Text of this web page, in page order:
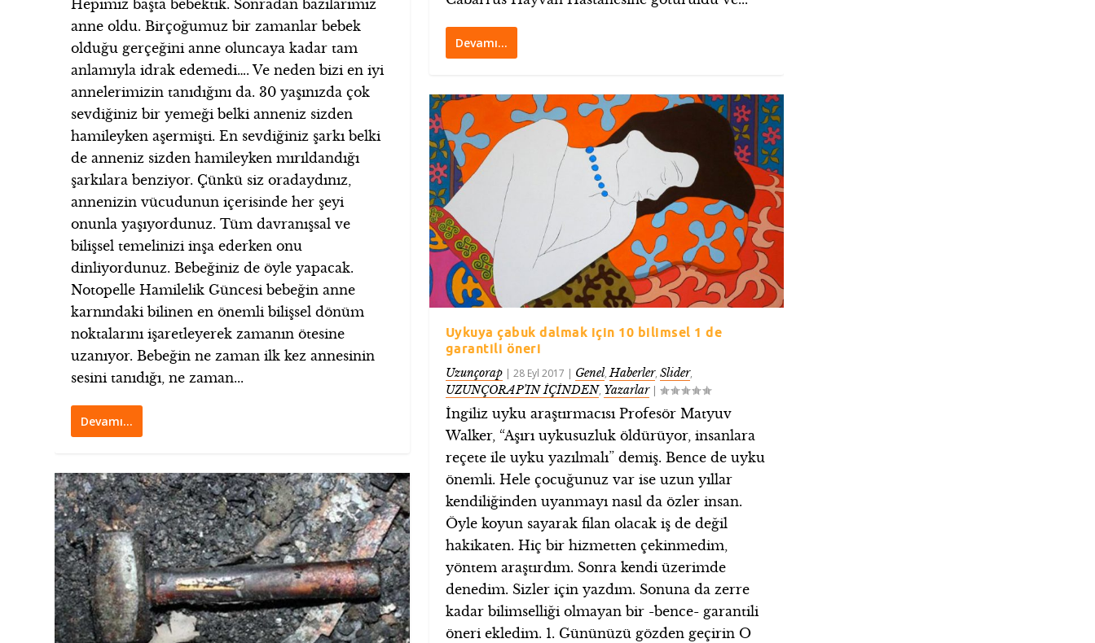
Hepimiz başta bebektik. Sonradan bazılarımız
anne oldu. Birçoğumuz bir zamanlar bebek
olduğu gerçeğini anne oluncaya kadar tam
anlamıyla idrak edemedi…. Ve neden bizi en iyi
annelerimizin tanıdığını da. 30 yaşınızda çok
sevdiğiniz bir yemeği belki anneniz sizden
hamileyken aşermişti. En sevdiğiniz şarkı belki
de anneniz sizden hamileyken mırıldandığı
şarkılara benziyor. Çünkü siz oradaydınız,
annenizin vücudunun içerisinde her şeyi
onunla yaşıyordunuz. Tüm davranışsal ve
bilişsel temelinizi inşa ederken onu
dinliyordunuz. Bebeğiniz de öyle yapacak.
Notopelle Hamilelik Güncesi bebeğin anne
karnındaki bilinen en önemli bilişsel dönüm
noktalarını işaretleyerek zamanın ötesine
uzanıyor. Bebeğin ne zaman ilk kez annesinin
sesini tanıdığı, ne zaman...
Devamı…
Devamı…
Uykuya çabuk dalmak için 10 bilimsel 1 de
garantili öneri
Uzunçorap| 28 Eyl 2017 | Genel,Haberler, Slider,
UZUNÇORAP’IN İÇİNDEN, Yazarlar|
İngiliz uyku araştırmacısı Profesör Matyuv
Walker, “Aşırı uykusuzluk öldürüyor, insanlara
reçete ile uyku yazılmalı” demiş. Bence de uyku
önemli. Hele çocuğunuz var ise uzun yıllar
kendiliğinden uyanmayı nasıl da özler insan.
Öyle koyun sayarak filan olacak iş de değil
hakikaten. Hiç bir hizmetten çekinmedim,
yöntem araştırdım. Sonra kendi üzerimde
denedim. Sizler için yazdım. Sonuna da zerre
kadar bilimselliği olmayan bir -bence- garantili
öneri ekledim. 1. Gününüzü gözden geçirin O